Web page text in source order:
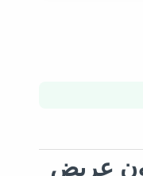
عريض